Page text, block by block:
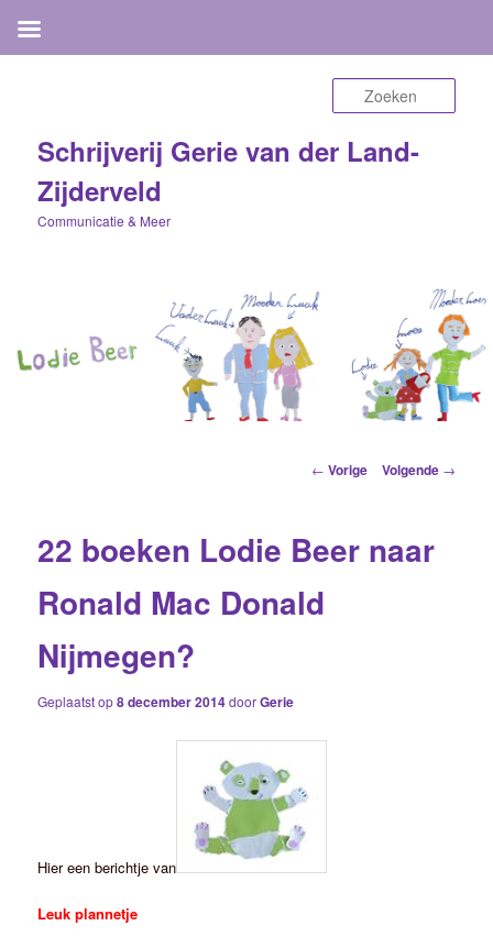
Schrijverij Gerie van der Land-
Zijderveld
Communicatie & Meer
Berichtnavigatie
← Vorige Volgende →
22 boeken Lodie Beer naar
Ronald Mac Donald
Nijmegen?
Geplaatst op8 december 2014doorGerie
Hier een berichtje van
Leuk plannetje